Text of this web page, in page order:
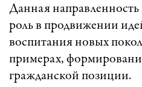
Данная направленность
роль в продвижении
воспитания новых
примерах,
гражданской позиции.